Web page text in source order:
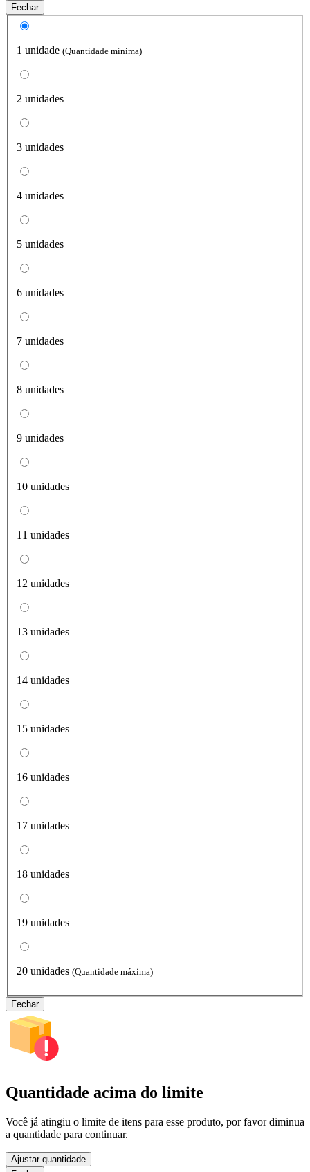
Fechar
1 unidade (Quantidade mínima)
2 unidades
3 unidades
4 unidades
5 unidades
6 unidades
7 unidades
8 unidades
9 unidades
10 unidades
11 unidades
12 unidades
13 unidades
14 unidades
15 unidades
16 unidades
17 unidades
18 unidades
19 unidades
20 unidades (Quantidade máxima)
Fechar
Quantidade acima do limite
Você já atingiu o limite de itens para esse produto, por favor diminua
a quantidade para continuar.
Ajustar quantidade